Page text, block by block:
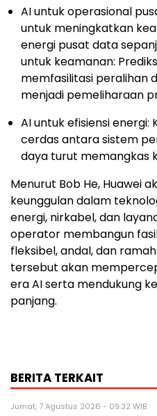
AI untuk operasional
untuk meningkatkan
energi pusat data
untuk keamanan:
memfasilitasi peralihan
menjadi pemeliharaan
AI untuk efisiensi energi:
cerdas antara sistem
daya turut memangkas
Menurut Bob He, Huawei
keunggulan dalam
energi, nirkabel, dan
operator membangun
fleksibel, andal, dan
tersebut akan
era AI serta mendukung
panjang.
BERITA TERKAIT
Jumat, 7 Agustus 2026 - 09:32 WIB